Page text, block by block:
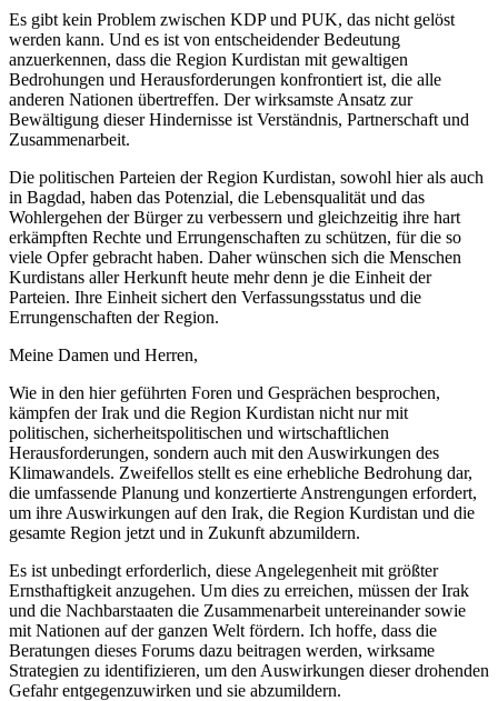
Es gibt kein Problem zwischen KDP und PUK, das nicht gelöst
werden kann. Und es ist von entscheidender Bedeutung
anzuerkennen, dass die Region Kurdistan mit gewaltigen
Bedrohungen und Herausforderungen konfrontiert ist, die alle
anderen Nationen übertreffen. Der wirksamste Ansatz zur
Bewältigung dieser Hindernisse ist Verständnis, Partnerschaft und
Zusammenarbeit.
Die politischen Parteien der Region Kurdistan, sowohl hier als auch
in Bagdad, haben das Potenzial, die Lebensqualität und das
Wohlergehen der Bürger zu verbessern und gleichzeitig ihre hart
erkämpften Rechte und Errungenschaften zu schützen, für die so
viele Opfer gebracht haben. Daher wünschen sich die Menschen
Kurdistans aller Herkunft heute mehr denn je die Einheit der
Parteien. Ihre Einheit sichert den Verfassungsstatus und die
Errungenschaften der Region.
Meine Damen und Herren,
Wie in den hier geführten Foren und Gesprächen besprochen,
kämpfen der Irak und die Region Kurdistan nicht nur mit
politischen, sicherheitspolitischen und wirtschaftlichen
Herausforderungen, sondern auch mit den Auswirkungen des
Klimawandels. Zweifellos stellt es eine erhebliche Bedrohung dar,
die umfassende Planung und konzertierte Anstrengungen erfordert,
um ihre Auswirkungen auf den Irak, die Region Kurdistan und die
gesamte Region jetzt und in Zukunft abzumildern.
Es ist unbedingt erforderlich, diese Angelegenheit mit größter
Ernsthaftigkeit anzugehen. Um dies zu erreichen, müssen der Irak
und die Nachbarstaaten die Zusammenarbeit untereinander sowie
mit Nationen auf der ganzen Welt fördern. Ich hoffe, dass die
Beratungen dieses Forums dazu beitragen werden, wirksame
Strategien zu identifizieren, um den Auswirkungen dieser drohenden
Gefahr entgegenzuwirken und sie abzumildern.